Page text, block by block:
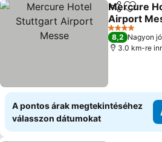
Megosztás
Mercure
Airport
4 Kategória
8,2 Nagyon jó
3.0 km-re
A pontos árak megtekintéséhez
válasszon dátumokat